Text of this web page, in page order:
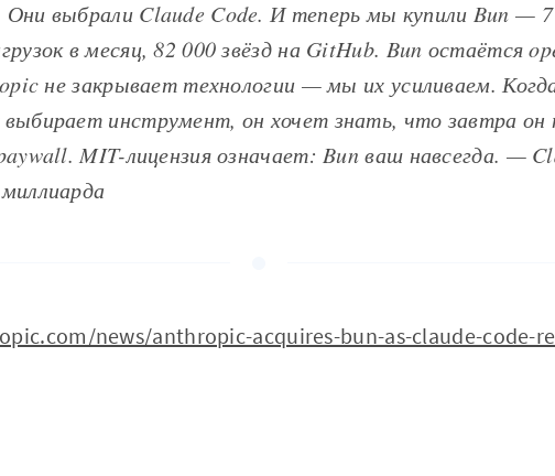
выбрали Claude Code. И теперь мы купили Bun — 7
в месяц, 82 000 звёзд на GitHub. Bun остаётся
не закрывает технологии — мы их усиливаем.
выбирает инструмент, он хочет знать, что завтра он
MIT-лицензия означает: Bun ваш навсегда. —
news/anthropic-acquires-bun-as-claude-code-